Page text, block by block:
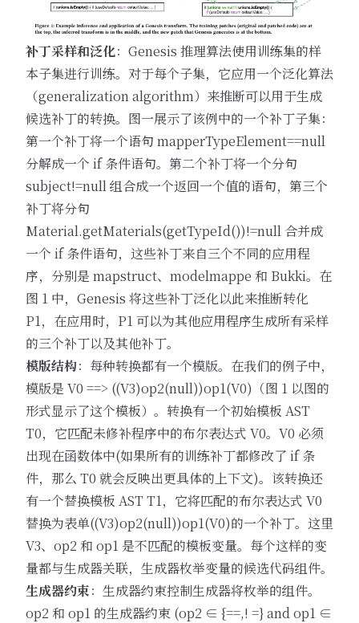
补丁采样和泛化：Genesis 推理算法使用训练集的样
本子集进行训练。对于每个子集，它应用一个泛化算法
（generalization algorithm）来推断可以用于生成
候选补丁的转换。图一展示了该例中的一个补丁子集：
第一个补丁将一个语句 mapperTypeElement==null
分解成一个 if 条件语句。第二个补丁将一个分句
subject!=null 组合成一个返回一个值的语句，第三个
补丁将分句
Material.getMaterials(getTypeId())!=null 合并成
一个 if 条件语句，这些补丁来自三个不同的应用程
序，分别是 mapstruct、modelmappe 和 Bukki。在
图 1 中，Genesis 将这些补丁泛化以此来推断转化
P1，在应用时，P1 可以为其他应用程序生成所有采样
的三个补丁以及其他补丁。
模版结构：每种转换都有一个模版。在我们的例子中，
模版是 V0 ==> ((V3)op2(null))op1(V0)（图 1 以图的
形式显示了这个模板）。转换有一个初始模板 AST
T0，它匹配未修补程序中的布尔表达式 V0。V0 必须
出现在函数体中(如果所有的训练补丁都修改了 if 条
件，那么 T0 就会反映出更具体的上下文)。该转换还
有一个替换模板 AST T1，它将匹配的布尔表达式 V0
替换为表单((V3)op2(null))op1(V0)的一个补丁。这里
V3、op2 和 op1 是不匹配的模板变量。每个这样的变
量都与生成器关联，生成器枚举变量的候选代码组件。
生成器约束：生成器约束控制生成器将枚举的组件。
op2 和 op1 的生成器约束 (op2 ∈ {==,! =} and op1 ∈